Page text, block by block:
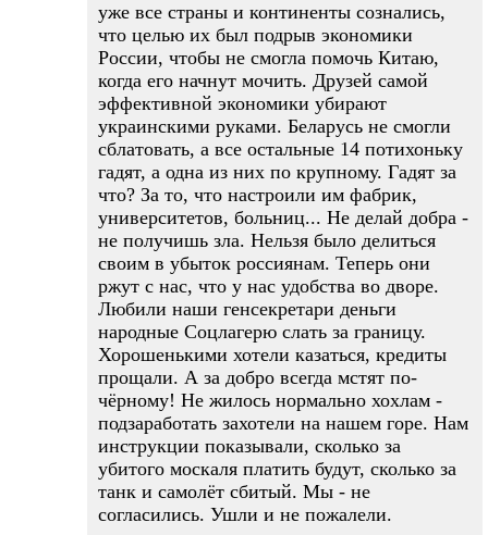
уже все страны и континенты сознались,
что целью их был подрыв экономики
России, чтобы не смогла помочь Китаю,
когда его начнут мочить. Друзей самой
эффективной экономики убирают
украинскими руками. Беларусь не смогли
сблатовать, а все остальные 14 потихоньку
гадят, а одна из них по крупному. Гадят за
что? За то, что настроили им фабрик,
университетов, больниц... Не делай добра -
не получишь зла. Нельзя было делиться
своим в убыток россиянам. Теперь они
ржут с нас, что у нас удобства во дворе.
Любили наши генсекретари деньги
народные Соцлагерю слать за границу.
Хорошенькими хотели казаться, кредиты
прощали. А за добро всегда мстят по-
чёрному! Не жилось нормально хохлам -
подзаработать захотели на нашем горе. Нам
инструкции показывали, сколько за
убитого москаля платить будут, сколько за
танк и самолёт сбитый. Мы - не
согласились. Ушли и не пожалели.